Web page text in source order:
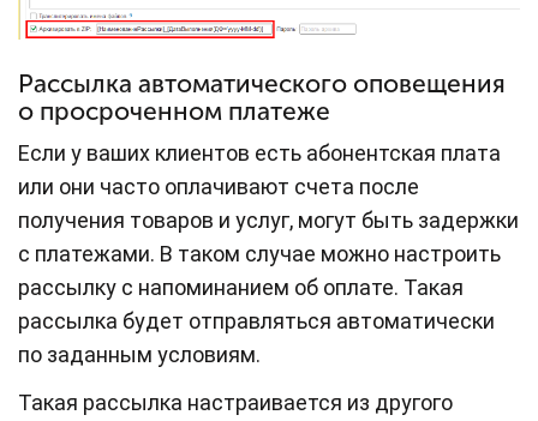
Рассылка автоматического оповещения
о просроченном платеже
Если у ваших клиентов есть абонентская плата
или они часто оплачивают счета после
получения товаров и услуг, могут быть задержки
с платежами. В таком случае можно настроить
рассылку с напоминанием об оплате. Такая
рассылка будет отправляться автоматически
по заданным условиям.
Такая рассылка настраивается из другого